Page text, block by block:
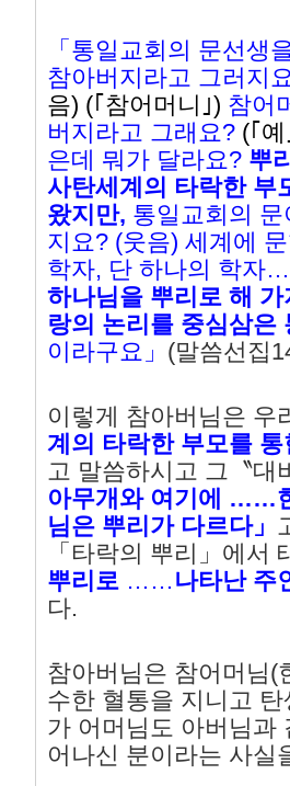
「통일교회의 문선생
참아버지라고 그러지
음) (｢참어머니｣) 참어
버지라고 그래요? (｢
은데 뭐가 달라요? 뿌
사탄세계의 타락한 부
왔지만, 통일교회의
지요? (웃음) 세계에
학자, 단 하나의 학자
하나님을 뿌리로 해 가
랑의 논리를 중심삼은
이라구요」 (말씀선집
이렇게 참아버님은 우
계의 타락한 부모를 통
고 말씀하시고 그〝대
아무개와 여기에 ……
님은 뿌리가 다르다」
「타락의 뿌리」에서
뿌리로 …… 나타난 주
다.
참아버님은 참어머님(
수한 혈통을 지니고
가 어머님도 아버님과
어나신 분이라는 사실